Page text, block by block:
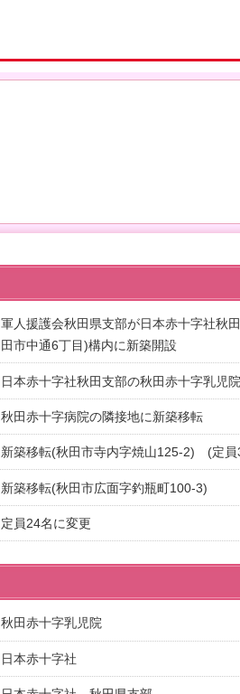
軍人援護会秋田県支部が日本赤十字社秋
田市中通6丁目)構内に新築開設
日本赤十字社秋田支部の秋田赤十字乳児
秋田赤十字病院の隣接地に新築移転
新築移転(秋田市寺内字焼山125-2) (定員
新築移転(秋田市広面字釣瓶町100-3)
定員24名に変更
秋田赤十字乳児院
日本赤十字社